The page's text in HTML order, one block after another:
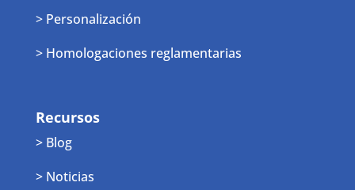
> Personalización
> Homologaciones reglamentarias
Recursos
> Blog
> Noticias